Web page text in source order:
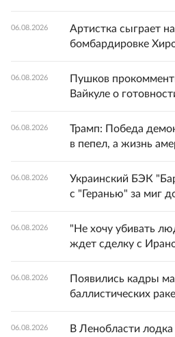
06.08.2026
Артистка сыграет
бомбардировке
06.08.2026
Пушков
Вайкуле о
06.08.2026
Трамп: Победа
в пепел, а жизнь
06.08.2026
Украинский БЭК
с "Геранью" за миг
06.08.2026
"Не хочу убивать
ждет сделку с
06.08.2026
Появились кадры
баллистических
06.08.2026
В Ленобласти